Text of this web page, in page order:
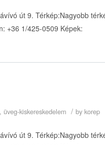
út 9. Térkép:Nagyobb
+36 1/425-0509 Képek:
üveg-kiskereskedelem / by korep
út 9. Térkép:Nagyobb